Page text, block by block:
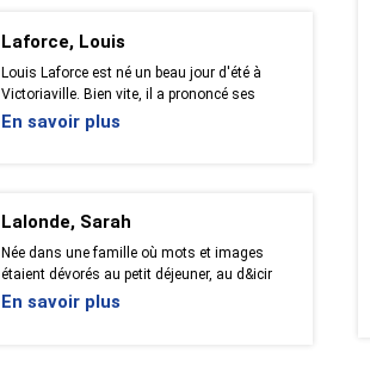
Laforce, Louis
Louis Laforce est né un beau jour d'été à
Victoriaville. Bien vite, il a prononcé ses
En savoir plus
Lalonde, Sarah
Née dans une famille où mots et images
étaient dévorés au petit déjeuner, au d&icir
En savoir plus